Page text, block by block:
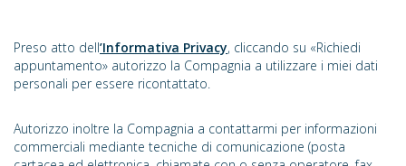
Preso atto dell’Informativa Privacy, cliccando su «Richiedi
appuntamento» autorizzo la Compagnia a utilizzare i miei dati
personali per essere ricontattato.
Autorizzo inoltre la Compagnia a contattarmi per informazioni
commerciali mediante tecniche di comunicazione (posta